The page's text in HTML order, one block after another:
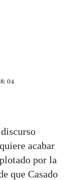
04
acabar
por la
que Casado